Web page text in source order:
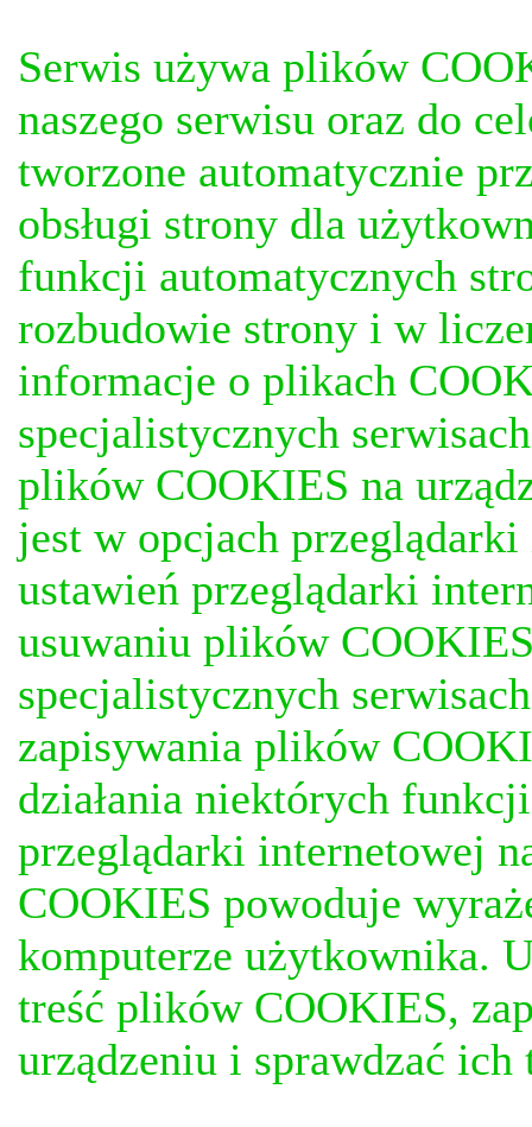
Serwis używa plików
naszego serwisu oraz do
tworzone automatycznie
obsługi strony dla
funkcji automatycznych
rozbudowie strony i w
informacje o plikach
specjalistycznych
plików COOKIES na
jest w opcjach
ustawień przeglądarki
usuwaniu plików
specjalistycznych
zapisywania plików
działania niektórych
przeglądarki internetowej
COOKIES powoduje
komputerze użytkownika.
treść plików COOKIES,
urządzeniu i sprawdzać ich